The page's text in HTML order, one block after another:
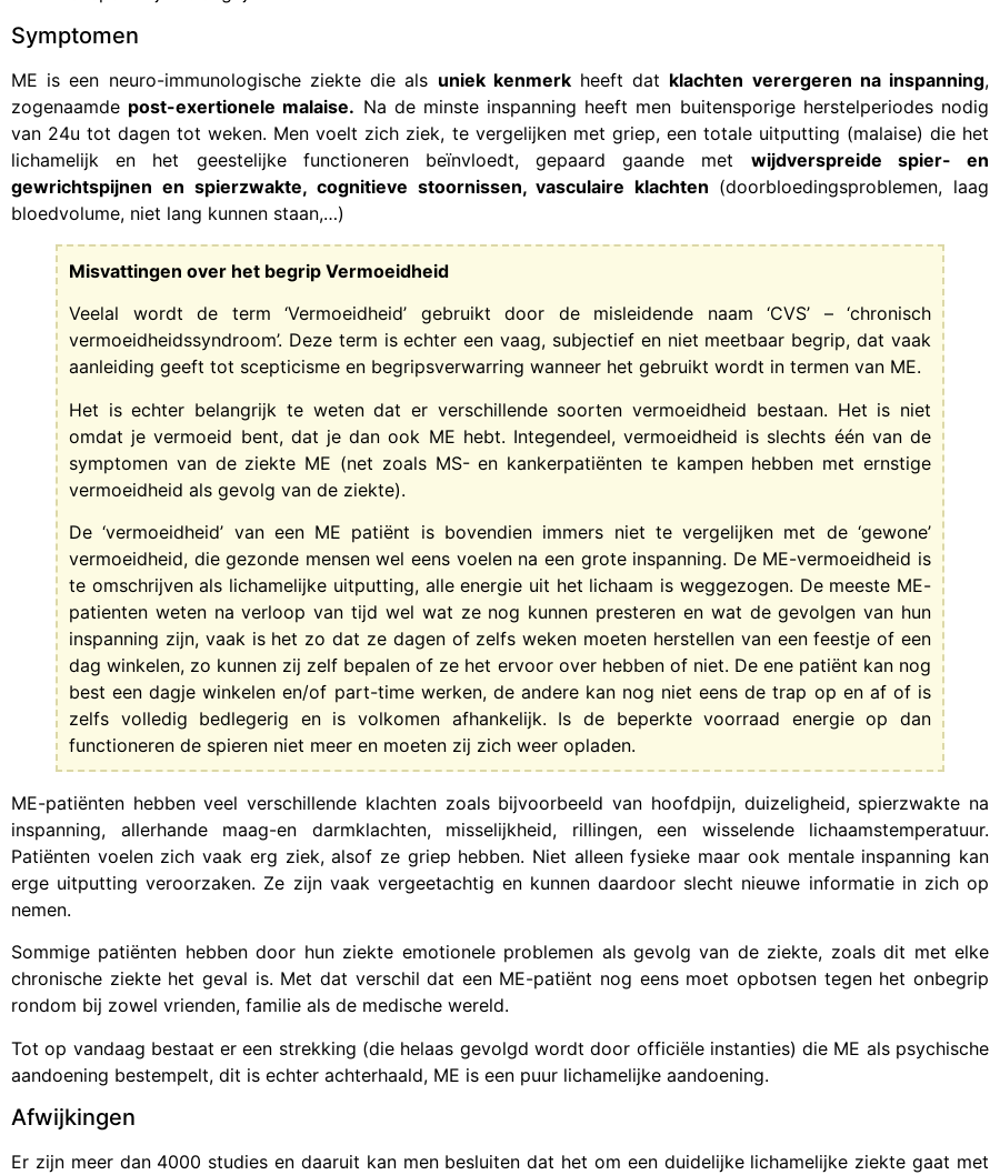
Symptomen
ME is een neuro-immunologische ziekte die als uniek kenmerkheeft dat klachten verergeren na inspanning,
zogenaamde post-exertionele malaise. Na de minste inspanning heeft men buitensporige herstelperiodes nodig
van 24u tot dagen tot weken. Men voelt zich ziek, te vergelijken met griep, een totale uitputting (malaise) die het
lichamelijk en het geestelijke functioneren beïnvloedt, gepaard gaande met wijdverspreide spier- en
gewrichtspijnen en spierzwakte, cognitieve stoornissen, vasculaire klachten (doorbloedingsproblemen, laag
bloedvolume, niet lang kunnen staan,…)
Misvattingen over het begrip Vermoeidheid
Veelal wordt de term ‘Vermoeidheid’ gebruikt door de misleidende naam ‘CVS’ – ‘chronisch
vermoeidheidssyndroom’. Deze term is echter een vaag, subjectief en niet meetbaar begrip, dat vaak
aanleiding geeft tot scepticisme en begripsverwarring wanneer het gebruikt wordt in termen van ME.
Het is echter belangrijk te weten dat er verschillende soorten vermoeidheid bestaan. Het is niet
omdat je vermoeid bent, dat je dan ook ME hebt. Integendeel, vermoeidheid is slechts één van de
symptomen van de ziekte ME (net zoals MS- en kankerpatiënten te kampen hebben met ernstige
vermoeidheid als gevolg van de ziekte).
De ‘vermoeidheid’ van een ME patiënt is bovendien immers niet te vergelijken met de ‘gewone’
vermoeidheid, die gezonde mensen wel eens voelen na een grote inspanning. De ME-vermoeidheid is
te omschrijven als lichamelijke uitputting, alle energie uit het lichaam is weggezogen. De meeste ME-
patienten weten na verloop van tijd wel wat ze nog kunnen presteren en wat de gevolgen van hun
inspanning zijn, vaak is het zo dat ze dagen of zelfs weken moeten herstellen van een feestje of een
dag winkelen, zo kunnen zij zelf bepalen of ze het ervoor over hebben of niet. De ene patiënt kan nog
best een dagje winkelen en/of part-time werken, de andere kan nog niet eens de trap op en af of is
zelfs volledig bedlegerig en is volkomen afhankelijk. Is de beperkte voorraad energie op dan
functioneren de spieren niet meer en moeten zij zich weer opladen.
ME-patiënten hebben veel verschillende klachten zoals bijvoorbeeld van hoofdpijn, duizeligheid, spierzwakte na
inspanning, allerhande maag-en darmklachten, misselijkheid, rillingen, een wisselende lichaamstemperatuur.
Patiënten voelen zich vaak erg ziek, alsof ze griep hebben. Niet alleen fysieke maar ook mentale inspanning kan
erge uitputting veroorzaken. Ze zijn vaak vergeetachtig en kunnen daardoor slecht nieuwe informatie in zich op
nemen.
Sommige patiënten hebben door hun ziekte emotionele problemen als gevolg van de ziekte, zoals dit met elke
chronische ziekte het geval is. Met dat verschil dat een ME-patiënt nog eens moet opbotsen tegen het onbegrip
rondom bij zowel vrienden, familie als de medische wereld.
Tot op vandaag bestaat er een strekking (die helaas gevolgd wordt door officiële instanties) die ME als psychische
aandoening bestempelt, dit is echter achterhaald, ME is een puur lichamelijke aandoening.
Afwijkingen
Er zijn meer dan 4000 studies en daaruit kan men besluiten dat het om een duidelijke lichamelijke ziekte gaat met